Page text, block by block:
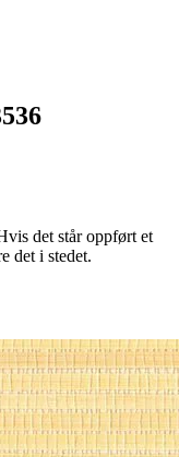
det står oppført et
det i stedet.